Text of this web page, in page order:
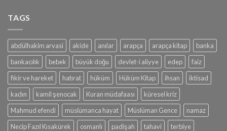
TAGS
abdülhakim arvasi akide anılar arapça arapça kitap
banka
bankacılık
bebek büyük doğu devlet-i aliyye edep
faiz
fikir ve hareket
hatırat hüküm Hüküm Kitap ihsan
iktisad
kadın
kamil şenocak Kuran müdafaası
küresel kriz
Mahmud efendi
müslümanca hayat Müslüman Gence
namaz
Necip Fazıl Kısakürek
osmanlı padişah tahavi
terbiye